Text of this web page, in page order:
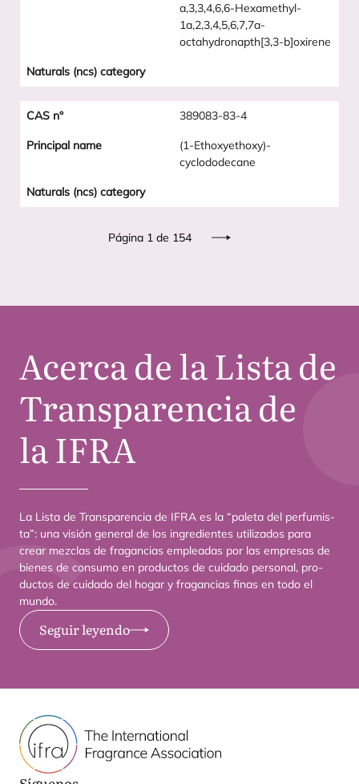
a,3,3,4,6,6-Hexamethyl-
1a,2,3,4,5,6,7,7a-
octahydronapth[3,3-b]oxirene
389083-83-4
(1-Ethoxyethoxy)-
cyclododecane
Paginación
Página 1 de 154 Siguiente
Acerca de la Lista de
Transparencia de
laIFRA
La Lis­ta de Trans­pa­ren­cia de IFRA es la “pale­ta del per­fu­mis­
ta”: una visión gene­ral de los ingre­dien­tes uti­li­za­dos para
crear mez­clas de fra­gan­cias emplea­das por las empre­sas de
bie­nes de con­su­mo en pro­duc­tos de cui­da­do per­so­nal, pro­
duc­tos de cui­da­do del hogar y fra­gan­cias finas en todo el
mundo.
Seguir leyendo